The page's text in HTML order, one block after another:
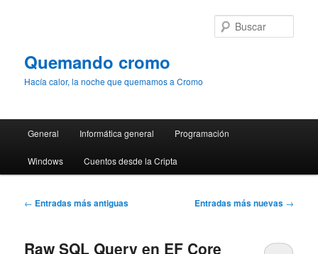
Quemando cromo
Hacía calor, la noche que quemamos a Cromo
principal
General Informática general Programación
Windows Cuentos desde la Cripta
Navegación
← Entradas más antiguas Entradas más nuevas →
Raw SQL Query en EF Core